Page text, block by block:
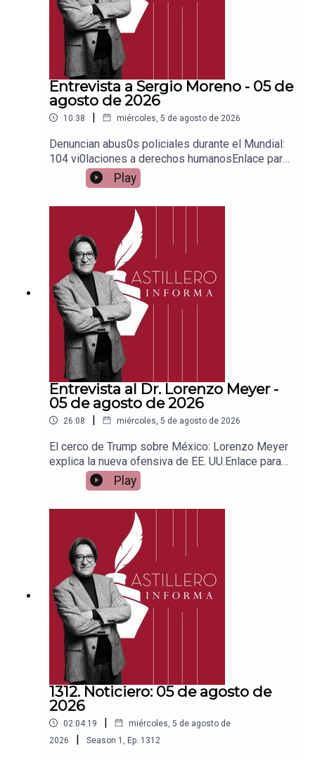
Entrevista a Sergio Moreno - 05 de
agosto de 2026
10:38 | miércoles, 5 de agosto de 2026
Denuncian abus0s policiales durante el Mundial:
104 vi0laciones a derechos humanosEnlace para
apoyar vía
Patreon:https://www.patreon.com/julioastilleroEnl
PayPal:https://www.paypal.me/julioastilleroCuent
a para hacer transferencias a cuenta BBVA a
nombre de Julio Hernández López:
1539408017CLABE: 012 320 01539408017
2Tienda:https://julioastillerotienda.com/
Play
Entrevista al Dr. Lorenzo Meyer -
05 de agosto de 2026
26:08 | miércoles, 5 de agosto de 2026
El cerco de Trump sobre México: Lorenzo Meyer
explica la nueva ofensiva de EE. UU.Enlace para
apoyar vía
Patreon:https://www.patreon.com/julioastilleroEnl
PayPal:https://www.paypal.me/julioastilleroCuent
a para hacer transferencias a cuenta BBVA a
nombre de Julio Hernández López:
1539408017CLABE: 012 320 01539408017
2Tienda:https://julioastillerotienda.com/
Play
1312. Noticiero: 05 de agosto de
2026
02:04:19 |
miércoles, 5 de agosto de
2026
| Season 1 Ep. 1312